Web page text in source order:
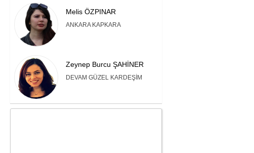
Melis ÖZPINAR
ANKARA KAPKARA
Zeynep Burcu ŞAHİNER
DEVAM GÜZEL KARDEŞİM